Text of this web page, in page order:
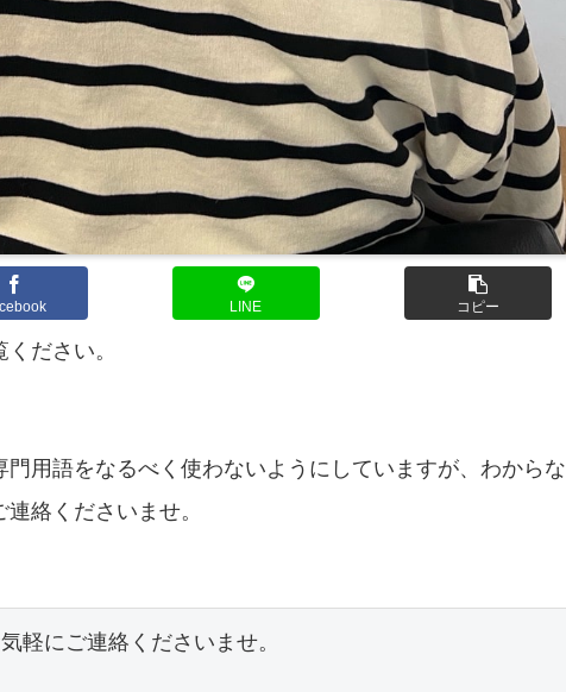
LINE コピー
ださい。
用語をなるべく使わないようにしていますが、わからな
絡くださいませ。
軽にご連絡くださいませ。